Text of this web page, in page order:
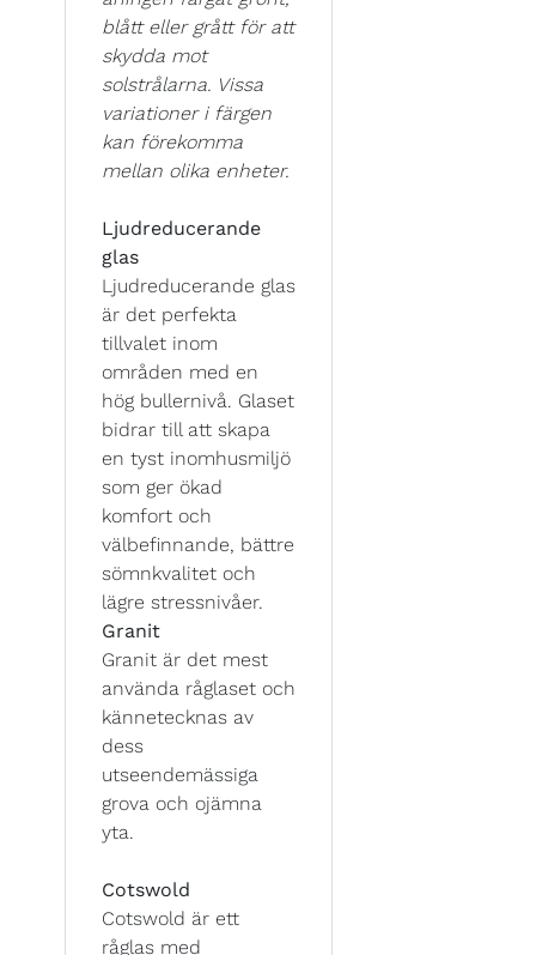
blått eller grått för att
skydda mot
solstrålarna. Vissa
variationer i färgen
kan förekomma
mellan olika enheter.
Ljudreducerande
glas
Ljudreducerande glas
är det perfekta
tillvalet inom
områden med en
hög bullernivå. Glaset
bidrar till att skapa
en tyst inomhusmiljö
som ger ökad
komfort och
välbefinnande, bättre
sömnkvalitet och
lägre stressnivåer.
Granit
Granit är det mest
använda råglaset och
kännetecknas av
dess
utseendemässiga
grova och ojämna
yta.
Cotswold
Cotswold är ett
råglas med